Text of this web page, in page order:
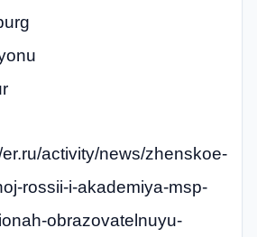
activity/news/zhenskoe-
rossii-i-akademiya-msp-
obrazovatelnuyu-